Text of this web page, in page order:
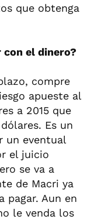
que obtenga
con el dinero?
compre
apueste al
a 2015 que
Es un
un eventual
el juicio
se va a
de Macri ya
pagar. Aun en
le venda los